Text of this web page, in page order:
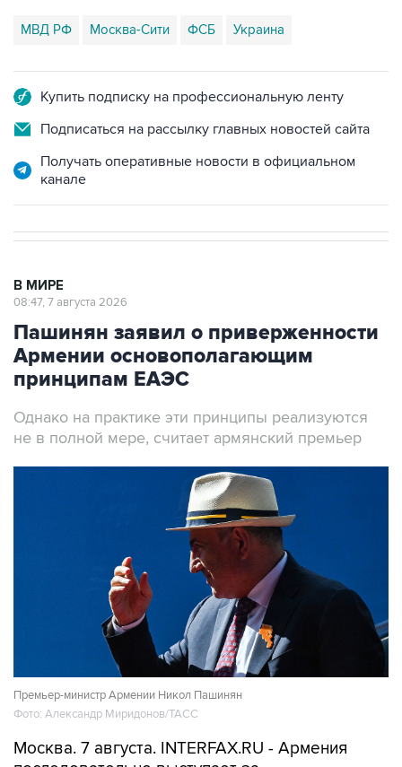
МВД РФ Москва-Сити ФСБ Украина
Купить подписку на профессиональную ленту
Подписаться на рассылку главных новостей сайта
Получать оперативные новости в официальном
канале
В МИРЕ
08:47, 7 августа 2026
Пашинян заявил о приверженности
Армении основополагающим
принципам ЕАЭС
Однако на практике эти принципы реализуются
не в полной мере, считает армянский премьер
Премьер-министр Армении Никол Пашинян
Фото: Александр Миридонов/ТАСС
Москва. 7 августа. INTERFAX.RU - Армения